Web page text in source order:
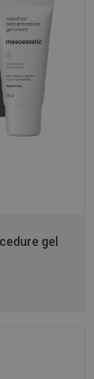
gel